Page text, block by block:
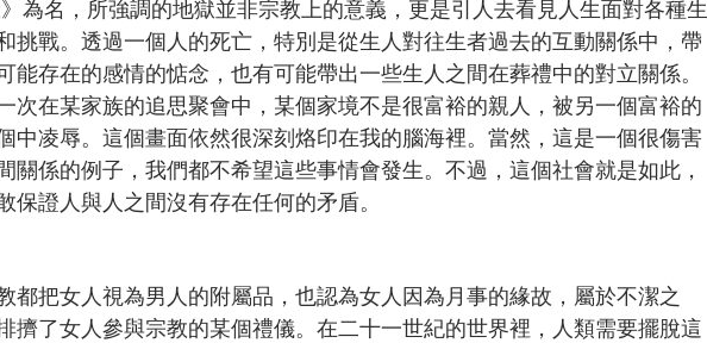
》為名，所強調的地獄並非宗教上的意義，更是引人去看見人生面對各種生
挑戰。透過一個人的死亡，特別是從生人對往生者過去的互動關係中，帶
能存在的感情的惦念，也有可能帶出一些生人之間在葬禮中的對立關係。
次在某家族的追思聚會中，某個家境不是很富裕的親人，被另一個富裕的
中凌辱。這個畫面依然很深刻烙印在我的腦海裡。當然，這是一個很傷害
關係的例子，我們都不希望這些事情會發生。不過，這個社會就是如此，
保證人與人之間沒有存在任何的矛盾。
都把女人視為男人的附屬品，也認為女人因為月事的緣故，屬於不潔之
擠了女人參與宗教的某個禮儀。在二十一世紀的世界裡，人類需要擺脫這